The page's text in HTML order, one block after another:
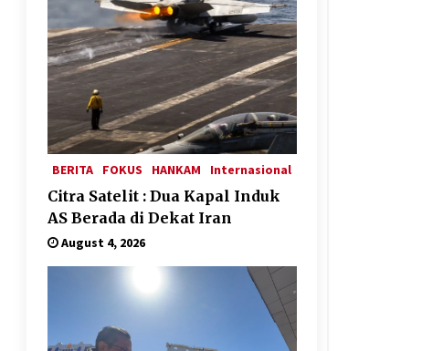
February 6, 2026
Rezim Khamenei di Persimpangan:
antara Mempertahankan Status
Quo atau Perubahan
January 14, 2026
BERITA FOKUS HANKAM Internasional
Citra Satelit : Dua Kapal Induk
AS Berada di Dekat Iran
August 4, 2026